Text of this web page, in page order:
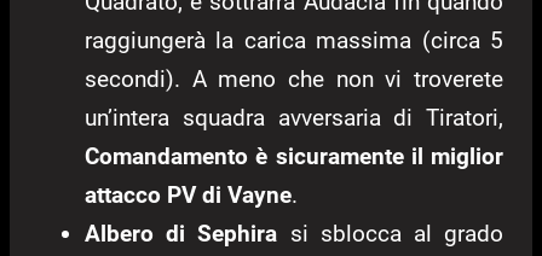
raggiungerà la carica massima (circa 5
secondi). A meno che non vi troverete
un’intera squadra avversaria di Tiratori,
Comandamento è sicuramente il miglior
attacco PV di Vayne.
Albero di Sephira si sblocca al grado